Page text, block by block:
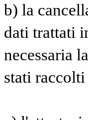
b) la
dati trattati
necessaria
stati